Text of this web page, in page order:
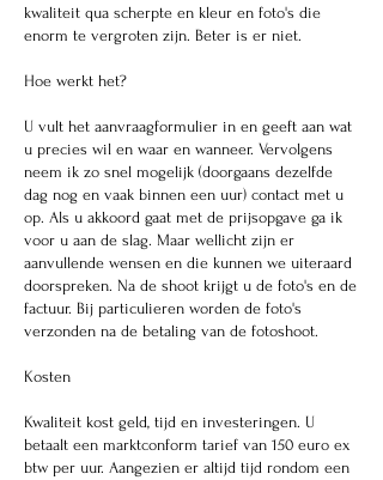
kwaliteit qua scherpte en kleur en foto's die
enorm te vergroten zijn. Beter is er niet.
Hoe werkt het?
U vult het aanvraagformulier in en geeft aan wat
u precies wil en waar en wanneer. Vervolgens
neem ik zo snel mogelijk (doorgaans dezelfde
dag nog en vaak binnen een uur) contact met u
op. Als u akkoord gaat met de prijsopgave ga ik
voor u aan de slag. Maar wellicht zijn er
aanvullende wensen en die kunnen we uiteraard
doorspreken. Na de shoot krijgt u de foto's en de
factuur. Bij particulieren worden de foto's
verzonden na de betaling van de fotoshoot.
Kosten
Kwaliteit kost geld, tijd en investeringen. U
betaalt een marktconform tarief van 150 euro ex
btw per uur. Aangezien er altijd tijd rondom een